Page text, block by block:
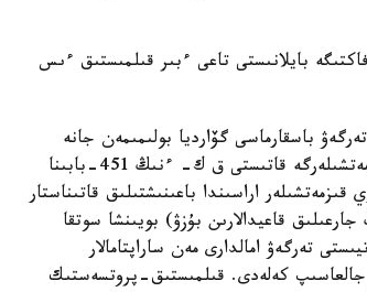
بايلانىستى تاعى ءبىر قىلمىستىق ءىس
باسقارماسى گۆارديا بولىمىمەن جانە
گۆاردەيسك گارنيزونى اسكەري پوليتسيا بولىمىمەن اسكەري قىزمەتشىلەرگە قاتىستى ق ك- ءنىڭ 451-بابىنا
جانە ق ك- ءنىڭ 440-بابى (اسكەري قىزمەتشىلەر اراسىندا باعىنىشتىلىق قاتىناستار
قاعيدالارىن بۇزۋ) بويىنشا سوتقا
تەرگەۋ امالدارى مەن ساراپتامالار
كەلەدى. قىلمىستىق-پروتسەستىك